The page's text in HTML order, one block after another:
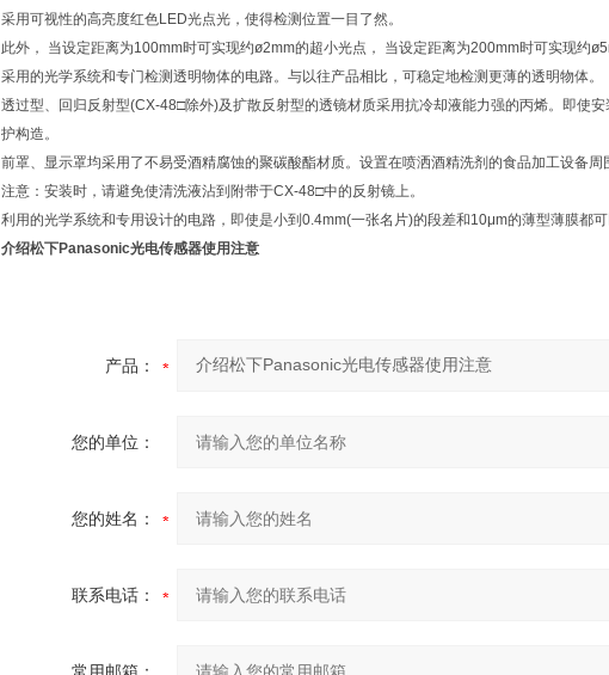
采用可视性的高亮度红色LED光点光，使得检测位置一目了然。
此外， 当设定距离为100mm时可实现约ø2mm的超小光点， 当设定距离为200mm时可实现约
采用的光学系统和专门检测透明物体的电路。与以往产品相比，可稳定地检测更薄的透明物体。
透过型、回归反射型(CX-48□除外)及扩散反射型的透镜材质采用抗冷却液能力强的丙烯。即使
护构造。
前罩、显示罩均采用了不易受酒精腐蚀的聚碳酸酯材质。设置在喷洒酒精洗剂的食品加工设备周
注意：安装时，请避免使清洗液沾到附带于CX-48□中的反射镜上。
利用的光学系统和专用设计的电路，即使是小到0.4mm(一张名片)的段差和10μm的薄型薄膜都
介绍松下Panasonic光电传感器使用注意
产品：
您的单位：
您的姓名：
联系电话：